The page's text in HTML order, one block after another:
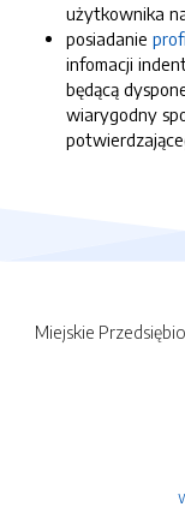
użytkownika
posiadanie
infomacji
będącą
wiarygodny
Miejskie